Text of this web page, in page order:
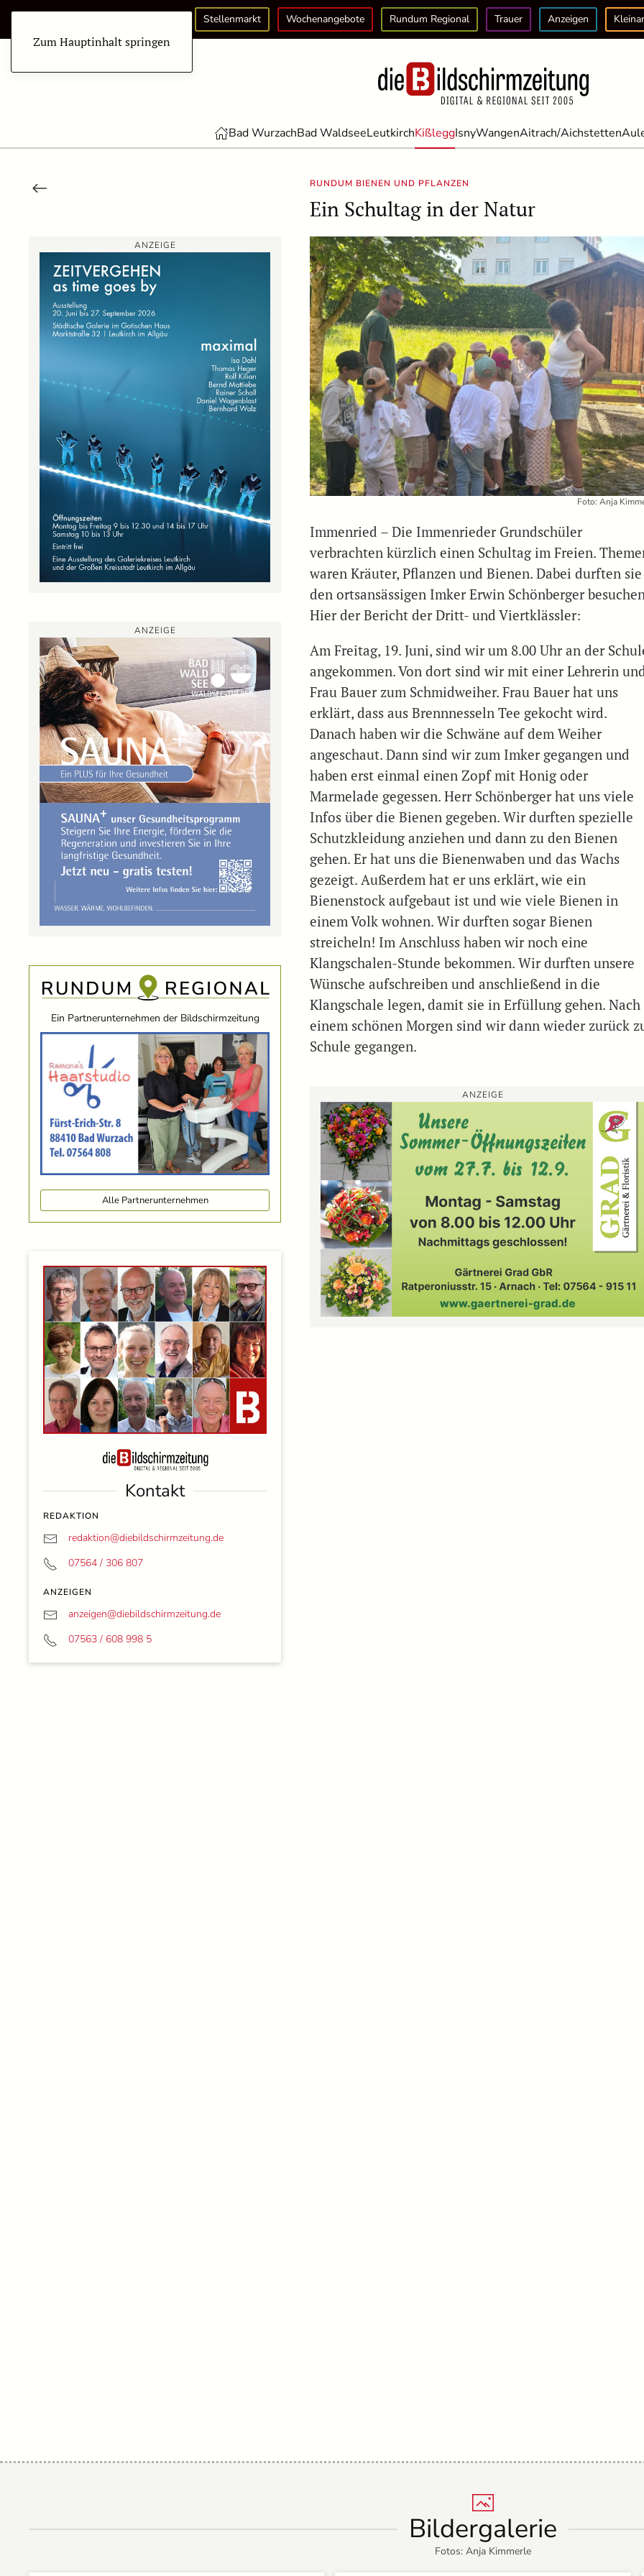
Zum Hauptinhalt springen
Stellenmarkt Wochenangebote Rundum Regional Trauer Anzeigen
Bad WurzachBad WaldseeLeutkirchKißleggIsnyWangenAitrach/Aichstetten
RUNDUM BIENEN UND PFLANZEN
Ein Schultag in der Natur
ANZEIGE
ANZEIGE
Ein Partnerunternehmen der Bildschirmzeitung
Alle Partnerunternehmen
Kontakt
REDAKTION
redaktion@diebildschirmzeitung.de
07564 / 306 807
ANZEIGEN
anzeigen@diebildschirmzeitung.de
07563 / 608 998 5
Foto: Anja
Immenried – Die Immenrieder Grundschüler
verbrachten kürzlich einen Schultag im Freien.
waren Kräuter, Pflanzen und Bienen. Dabei durften sie
den ortsansässigen Imker Erwin Schönberger
Hier der Bericht der Dritt- und Viertklässler:
Am Freitag, 19. Juni, sind wir um 8.00 Uhr an der
angekommen. Von dort sind wir mit einer Lehrerin
Frau Bauer zum Schmidweiher. Frau Bauer hat uns
erklärt, dass aus Brennnesseln Tee gekocht wird.
Danach haben wir die Schwäne auf dem Weiher
angeschaut. Dann sind wir zum Imker gegangen und
haben erst einmal einen Zopf mit Honig oder
Marmelade gegessen. Herr Schönberger hat uns viele
Infos über die Bienen gegeben. Wir durften spezielle
Schutzkleidung anziehen und dann zu den Bienen
gehen. Er hat uns die Bienenwaben und das Wachs
gezeigt. Außerdem hat er uns erklärt, wie ein
Bienenstock aufgebaut ist und wie viele Bienen in
einem Volk wohnen. Wir durften sogar Bienen
streicheln! Im Anschluss haben wir noch eine
Klangschalen-Stunde bekommen. Wir durften unsere
Wünsche aufschreiben und anschließend in die
Klangschale legen, damit sie in Erfüllung gehen. Nach
einem schönen Morgen sind wir dann wieder zurück
Schule gegangen.
ANZEIGE
Bildergalerie
Fotos: Anja Kimmerle